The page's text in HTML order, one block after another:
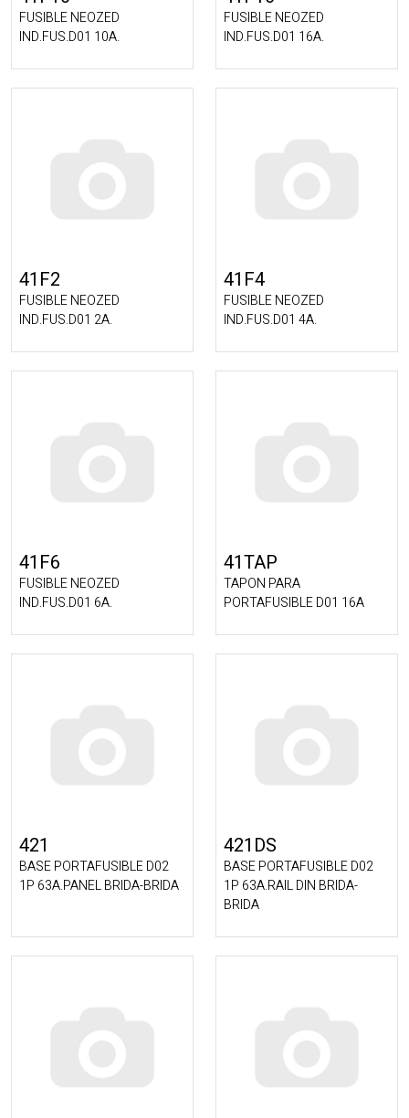
FUSIBLE NEOZED
IND.FUS.D01 10A.
FUSIBLE NEOZED
IND.FUS.D01 16A.
41F2
FUSIBLE NEOZED
IND.FUS.D01 2A.
41F4
FUSIBLE NEOZED
IND.FUS.D01 4A.
41F6
FUSIBLE NEOZED
IND.FUS.D01 6A.
41TAP
TAPON PARA
PORTAFUSIBLE D01 16A
421
BASE PORTAFUSIBLE D02
1P 63A.PANEL BRIDA-BRIDA
421DS
BASE PORTAFUSIBLE D02
1P 63A.RAIL DIN BRIDA-
BRIDA